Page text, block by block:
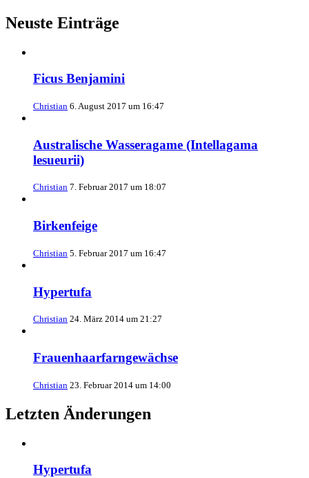
Neuste Einträge
Ficus Benjamini
Christian 6. August 2017 um 16:47
Australische Wasseragame (Intellagama
lesueurii)
Christian 7. Februar 2017 um 18:07
Birkenfeige
Christian 5. Februar 2017 um 16:47
Hypertufa
Christian 24. März 2014 um 21:27
Frauenhaarfarngewächse
Christian 23. Februar 2014 um 14:00
Letzten Änderungen
Hypertufa